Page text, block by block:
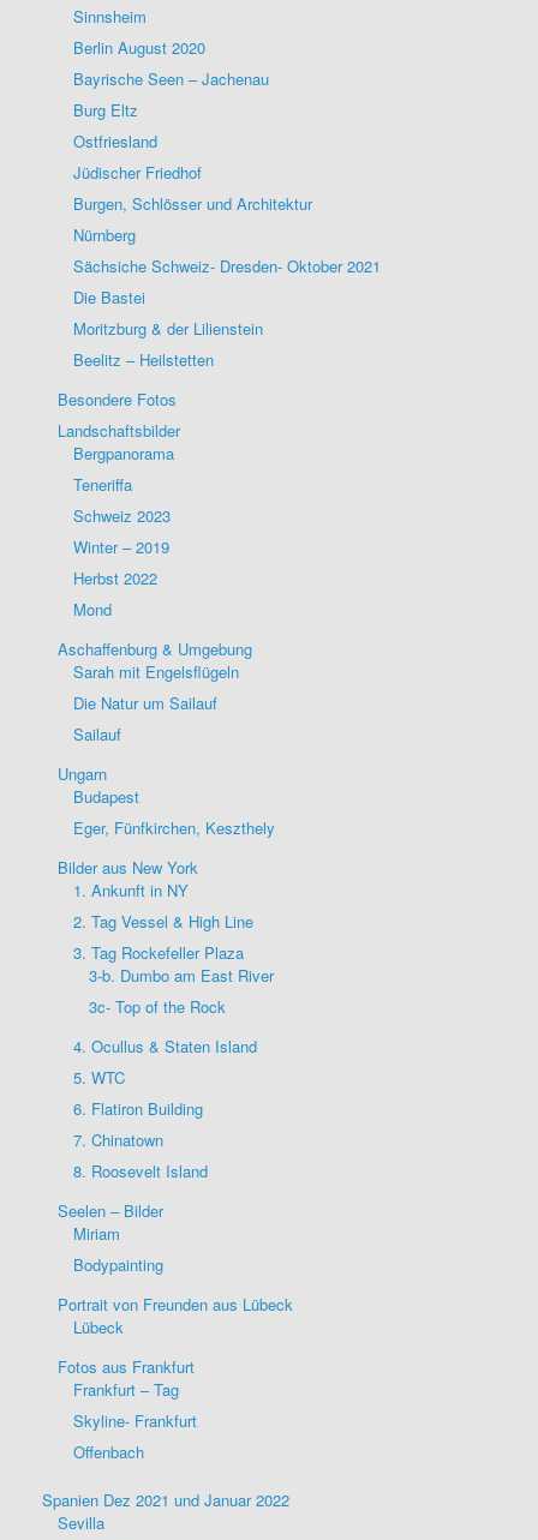
Sinnsheim
Berlin August 2020
Bayrische Seen – Jachenau
Burg Eltz
Ostfriesland
Jüdischer Friedhof
Burgen, Schlösser und Architektur
Nürnberg
Sächsiche Schweiz- Dresden- Oktober 2021
Die Bastei
Moritzburg & der Lilienstein
Beelitz – Heilstetten
Besondere Fotos
Landschaftsbilder
Bergpanorama
Teneriffa
Schweiz 2023
Winter – 2019
Herbst 2022
Mond
Aschaffenburg & Umgebung
Sarah mit Engelsflügeln
Die Natur um Sailauf
Sailauf
Ungarn
Budapest
Eger, Fünfkirchen, Keszthely
Bilder aus New York
1. Ankunft in NY
2. Tag Vessel & High Line
3. Tag Rockefeller Plaza
3-b. Dumbo am East River
3c- Top of the Rock
4. Ocullus & Staten Island
5. WTC
6. Flatiron Building
7. Chinatown
8. Roosevelt Island
Seelen – Bilder
Miriam
Bodypainting
Portrait von Freunden aus Lübeck
Lübeck
Fotos aus Frankfurt
Frankfurt – Tag
Skyline- Frankfurt
Offenbach
Spanien Dez 2021 und Januar 2022
Sevilla